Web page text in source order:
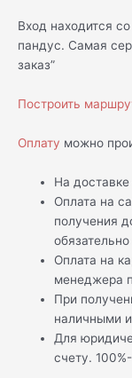
Вход находится
пандус. Самая
заказ”
Построить
Оплату можно
На
Оплата на
получения
Оплата на
менеджера
При
наличными
Для
счету.